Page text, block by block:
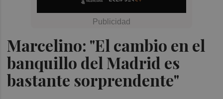
Marcelino: "El cambio en el
banquillo del Madrid es
bastante sorprendente"